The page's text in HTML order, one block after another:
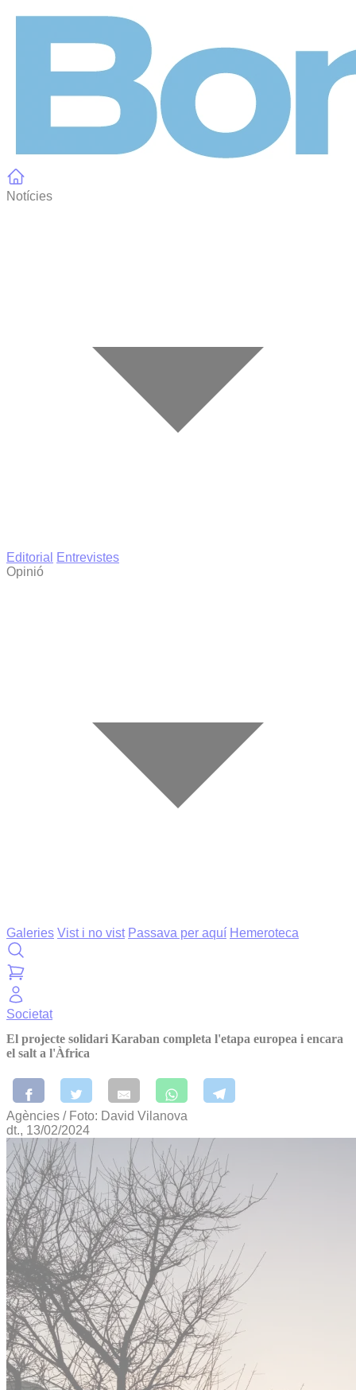
Notícies
Editorial
Entrevistes
Opinió
Galeries Vist i no vist Passava per aquí Hemeroteca
Societat
El projecte solidari Karaban completa l'etapa europea i encara
el salt a l'Àfrica
Agències / Foto: David Vilanova
dt., 13/02/2024